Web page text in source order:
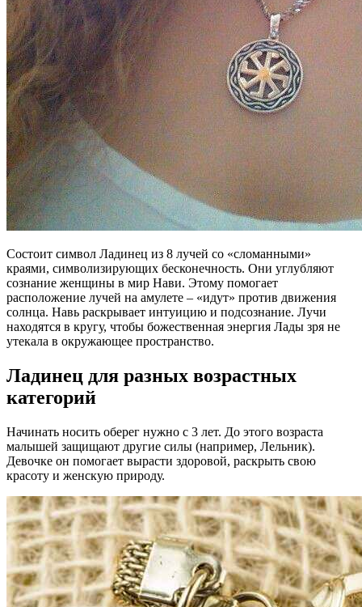
Состоит символ Ладинец из 8 лучей со «сломанными»
краями, символизирующих бесконечность. Они углубляют
сознание женщины в мир Нави. Этому помогает
расположение лучей на амулете – «идут» против движения
солнца. Навь раскрывает интуицию и подсознание. Лучи
находятся в кругу, чтобы божественная энергия Лады зря не
утекала в окружающее пространство.
Ладинец для разных возрастных
категорий
Начинать носить оберег нужно с 3 лет. До этого возраста
малышей защищают другие силы (например, Лельник).
Девочке он помогает вырасти здоровой, раскрыть свою
красоту и женскую природу.